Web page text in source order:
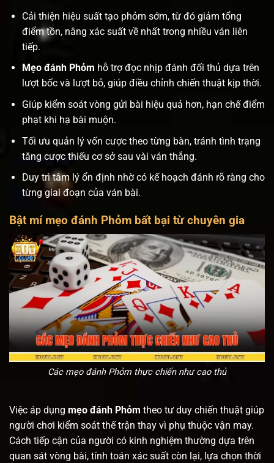
Cải thiện hiệu suất tạo phỏm sớm, từ đó giảm tổng
điểm tồn, nâng xác suất về nhất trong nhiều ván liên
tiếp.
Mẹo đánh Phỏm hỗ trợ đọc nhịp đánh đối thủ dựa trên
lượt bốc và lượt bỏ, giúp điều chỉnh chiến thuật kịp thời.
Giúp kiểm soát vòng gửi bài hiệu quả hơn, hạn chế điểm
phạt khi hạ bài muộn.
Tối ưu quản lý vốn cược theo từng bàn, tránh tình trạng
tăng cược thiếu cơ sở sau vài ván thắng.
Duy trì tâm lý ổn định nhờ có kế hoạch đánh rõ ràng cho
từng giai đoạn của ván bài.
Bật mí mẹo đánh Phỏm bất bại từ chuyên gia
Các mẹo đánh Phỏm thực chiến như cao thủ
Việc áp dụng mẹo đánh Phỏm theo tư duy chiến thuật giúp
người chơi kiểm soát thế trận thay vì phụ thuộc vận may.
Cách tiếp cận của người có kinh nghiệm thường dựa trên
quan sát vòng bài, tính toán xác suất còn lại, lựa chọn thời